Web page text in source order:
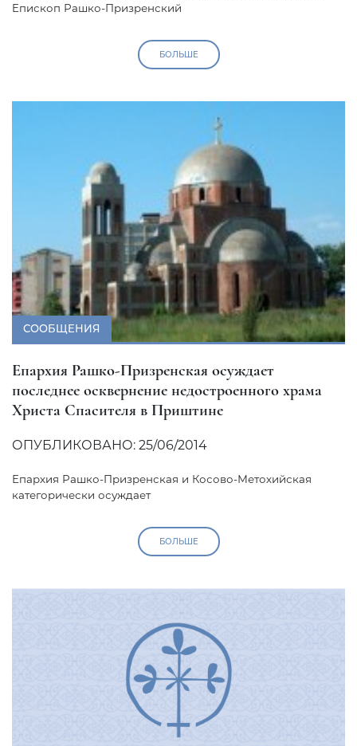
Eпископ Рашко-Призренский
БОЛЬШЕ
СООБЩЕНИЯ
Епархия Рашко-Призренская осуждает
последнее осквернение недостроенного храма
Христа Спасителя в Приштине
ОПУБЛИКОВАНО: 25/06/2014
Епархия Рашко-Призренская и Косово-Метохийская
категорически осуждает
БОЛЬШЕ